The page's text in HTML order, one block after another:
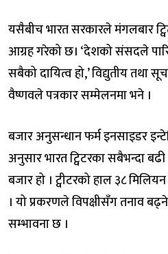
यसैबीच भारत सरकारले मंगलबार
आग्रह गरेको छ। ‘देशको संसदले
सबैको दायित्व हो,’ विद्युतीय तथा
वैष्णवले पत्रकार सम्मेलनमा भने ।
बजार अनुसन्धान फर्म इनसाइडर
अनुसार भारत ट्विटरका सबैभन्दा
बजार हो । ट्वीटरको हाल ३८
। यो प्रकरणले विपक्षीसँग तनाव
सम्भावना छ ।